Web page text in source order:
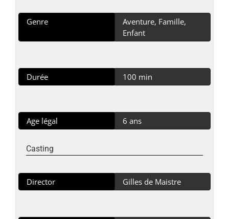
Genre
Aventure, Famille,
Enfant
Durée 100 min
Age légal 6 ans
Casting
Director Gilles de Maistre